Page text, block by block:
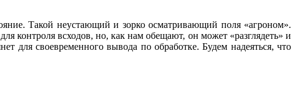
Такой неустающий и зорко осматривающий поля «агроном».
контроля всходов, но, как нам обещают, он может «разглядеть» и
для своевременного вывода по обработке. Будем надеяться, что